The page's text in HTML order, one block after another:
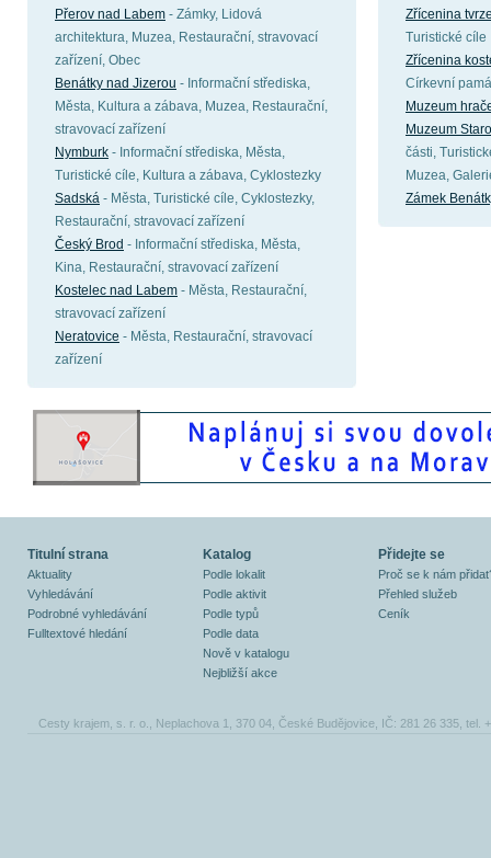
Přerov nad Labem - Zámky, Lidová
architektura, Muzea, Restaurační, stravovací
zařízení, Obec
Benátky nad Jizerou - Informační střediska,
Města, Kultura a zábava, Muzea, Restaurační,
stravovací zařízení
Nymburk - Informační střediska, Města,
Turistické cíle, Kultura a zábava, Cyklostezky
Sadská - Města, Turistické cíle, Cyklostezky,
Restaurační, stravovací zařízení
Český Brod - Informační střediska, Města,
Kina, Restaurační, stravovací zařízení
Kostelec nad Labem - Města, Restaurační,
stravovací zařízení
Neratovice - Města, Restaurační, stravovací
zařízení
Zřícenina
Turistické cíle
Zřícenina
Církevní
Muzeum
Muzeum
části,
Muzea,
Zámek
Titulní strana
Aktuality
Vyhledávání
Podrobné vyhledávání
Fulltextové hledání
Katalog
Podle lokalit
Podle aktivit
Podle typů
Podle data
Nově v katalogu
Nejbližší akce
Přidejte se
Proč se k nám
Přehled služeb
Ceník
Cesty krajem, s. r. o., Neplachova 1, 370 04, České Budějovice, IČ: 281 26 335, tel.